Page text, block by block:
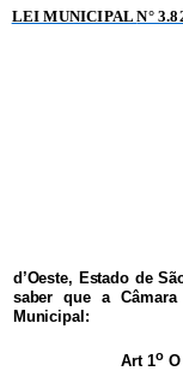
LEI MUNICIPALN°
d’Oeste, Estado de
saber que a
Municipal:
Art 1oO